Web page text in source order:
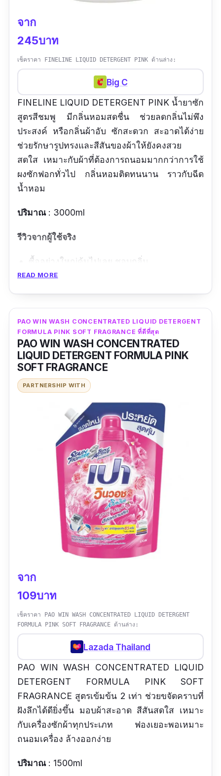
จาก
245บาท
เช็คราคา FINELINE LIQUID DETERGENT PINK ด้านล่าง:
Big C
FINELINE LIQUID DETERGENT PINK น้ำยาซัก
สูตรสีชมพู มีกลิ่นหอมสดชื่น ช่วยลดกลิ่นไม่พึง
ประสงค์ หรือกลิ่นผ้าอับ ซักสะดวก สะอาดได้ง่าย
ช่วยรักษารูปทรงและสีสันของผ้าให้ยังคงสวย
สดใส เหมาะกับผ้าที่ต้องการถนอมมากกว่าการใช้
ผงซักฟอกทั่วไป กลิ่นหอมติดทนนาน ราวกับฉีด
น้ำหอม
ปริมาณ: 3000ml
รีวิวจากผู้ใช้จริง
ซื้ออย่างใหญ่คุ้มไปเลย ชอบกลิ่น
กลิ่นหอม
ซักสะอาด
ถนอมผ้า
ข้อเสีย
ราคาแพง
READ MORE
PAO WIN WASH CONCENTRATED LIQUID DETERGENT
FORMULA PINK SOFT FRAGRANCE ที่ดีที่สุด
PAO WIN WASH CONCENTRATED
LIQUID DETERGENT FORMULA PINK
SOFT FRAGRANCE
PARTNERSHIP WITH
จาก
109บาท
เช็คราคา PAO WIN WASH CONCENTRATED LIQUID DETERGENT
FORMULA PINK SOFT FRAGRANCE ด้านล่าง:
Lazada Thailand
PAO WIN WASH CONCENTRATED LIQUID
DETERGENT FORMULA PINK SOFT
FRAGRANCE สูตรเข้มข้น 2 เท่า ช่วยขจัดคราบที่
ฝังลึกได้ดียิ่งขึ้น มอบผ้าสะอาด สีสันสดใส เหมาะ
กับเครื่องซักผ้าทุกประเภท ฟองเยอะพอเหมาะ
ถนอมเครื่อง ล้างออกง่าย
ปริมาณ: 1500ml